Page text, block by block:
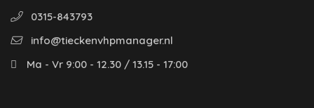
0315-843793
info@tieckenvhpmanager.nl
Ma - Vr 9:00 - 12.30 / 13.15 - 17:00